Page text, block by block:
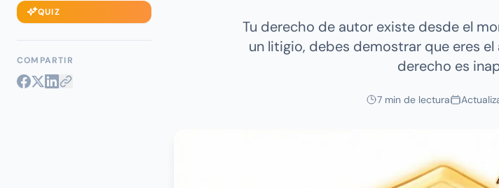
Tu derecho de autor existe desde el
un litigio, debes demostrar que eres
derecho es
7 min de lectura
QUIZ
COMPARTIR